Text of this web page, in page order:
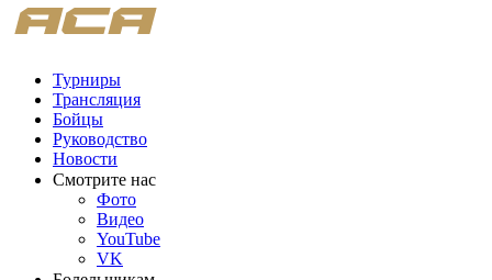
Турниры
Трансляция
Бойцы
Руководство
Новости
Смотрите нас
Фото
Видео
YouTube
VK